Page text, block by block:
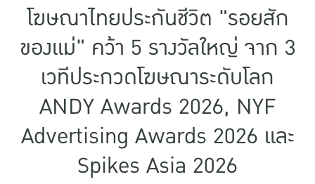
แบบประกันทั้งหมด
แบบประกันที่เหมาะกับช่วงอายุ
เปรียบเทียบแบบประกัน
เลือกแบบประกันที่เหมาะกับคุณ
TL Learning Center
โฆษณาไทยประกันชีวิต "รอยสัก
ของแม่" คว้า 5 รางวัลใหญ่ จาก 3
เวทีประกวดโฆษณาระดับโลก
ANDY Awards 2026, NYF
Advertising Awards 2026 และ
Spikes Asia 2026